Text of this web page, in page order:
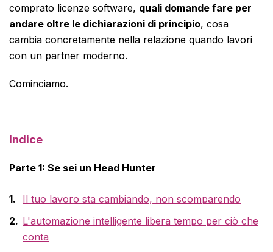
comprato licenze software, quali domande fare per
andare oltre le dichiarazioni di principio, cosa
cambia concretamente nella relazione quando lavori
con un partner moderno.
Cominciamo.
Indice
Parte 1: Se sei un Head Hunter
Il tuo lavoro sta cambiando, non scomparendo
L'automazione intelligente libera tempo per ciò che
conta